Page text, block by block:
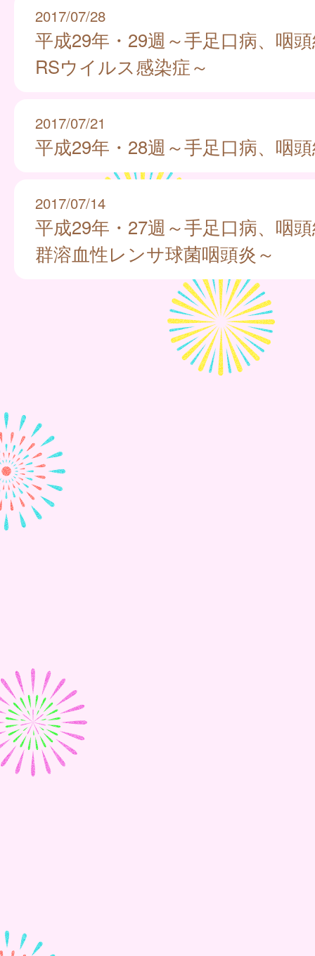
2017/07/28
平成29年・29週～手足口病、咽
RSウイルス感染症～
2017/07/21
平成29年・28週～手足口病、咽
2017/07/14
平成29年・27週～手足口病、咽
群溶血性レンサ球菌咽頭炎～